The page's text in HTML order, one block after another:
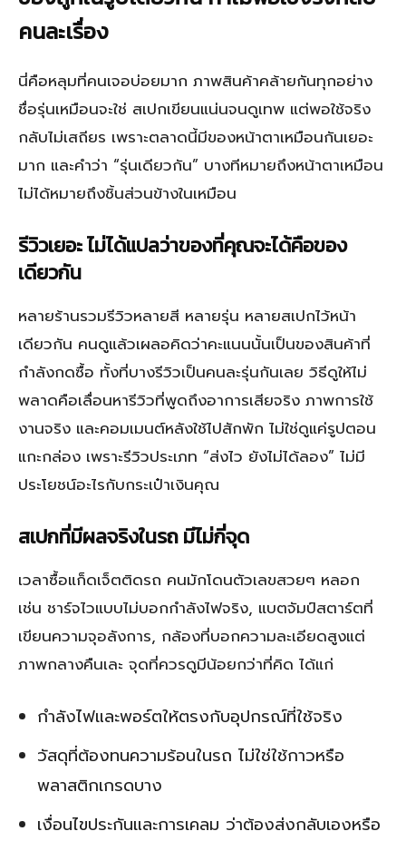
คนละเรื่อง
นี่คือหลุมที่คนเจอบ่อยมาก ภาพสินค้าคล้ายกันทุกอย่าง
ชื่อรุ่นเหมือนจะใช่ สเปกเขียนแน่นจนดูเทพ แต่พอใช้จริง
กลับไม่เสถียร เพราะตลาดนี้มีของหน้าตาเหมือนกันเยอะ
มาก และคำว่า “รุ่นเดียวกัน” บางทีหมายถึงหน้าตาเหมือน
ไม่ได้หมายถึงชิ้นส่วนข้างในเหมือน
รีวิวเยอะ ไม่ได้แปลว่าของที่คุณจะได้คือของ
เดียวกัน
หลายร้านรวมรีวิวหลายสี หลายรุ่น หลายสเปกไว้หน้า
เดียวกัน คนดูแล้วเผลอคิดว่าคะแนนนั้นเป็นของสินค้าที่
กำลังกดซื้อ ทั้งที่บางรีวิวเป็นคนละรุ่นกันเลย วิธีดูให้ไม่
พลาดคือเลื่อนหารีวิวที่พูดถึงอาการเสียจริง ภาพการใช้
งานจริง และคอมเมนต์หลังใช้ไปสักพัก ไม่ใช่ดูแค่รูปตอน
แกะกล่อง เพราะรีวิวประเภท “ส่งไว ยังไม่ได้ลอง” ไม่มี
ประโยชน์อะไรกับกระเป๋าเงินคุณ
สเปกที่มีผลจริงในรถ มีไม่กี่จุด
เวลาซื้อแก็ดเจ็ตติดรถ คนมักโดนตัวเลขสวยๆ หลอก
เช่น ชาร์จไวแบบไม่บอกกำลังไฟจริง, แบตจัมป์สตาร์ตที่
เขียนความจุอลังการ, กล้องที่บอกความละเอียดสูงแต่
ภาพกลางคืนเละ จุดที่ควรดูมีน้อยกว่าที่คิด ได้แก่
กำลังไฟและพอร์ตให้ตรงกับอุปกรณ์ที่ใช้จริง
วัสดุที่ต้องทนความร้อนในรถ ไม่ใช่ใช้กาวหรือ
พลาสติกเกรดบาง
เงื่อนไขประกันและการเคลม ว่าต้องส่งกลับเองหรือ